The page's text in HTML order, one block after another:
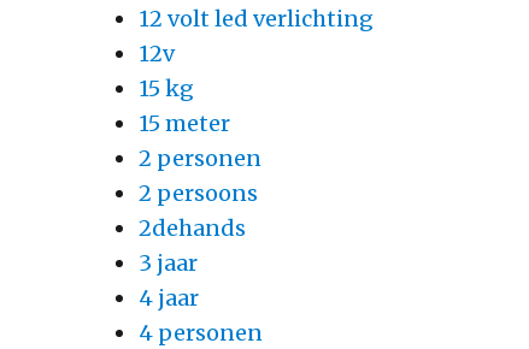
12 volt led verlichting
12v
15 kg
15 meter
2 personen
2 persoons
2dehands
3 jaar
4 jaar
4 personen